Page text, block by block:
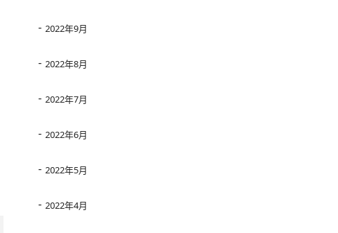
2022年9月
2022年8月
2022年7月
2022年6月
2022年5月
2022年4月